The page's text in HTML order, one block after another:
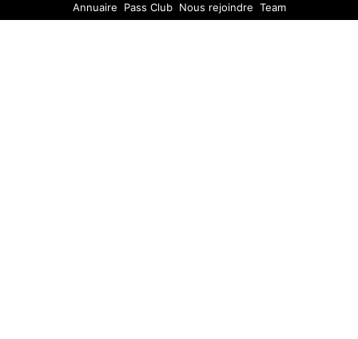
Annuaire
Pass Club Nous rejoindre Team